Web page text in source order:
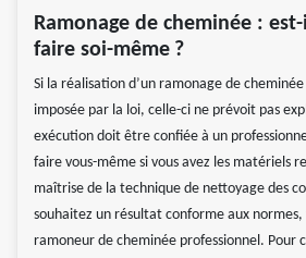
Ramonage de cheminée :
faire soi-même ?
Si la réalisation d’un ramonage de
imposée par la loi, celle-ci ne prévoit pas
exécution doit être confiée à un
faire vous-même si vous avez les matériels
maîtrise de la technique de nettoyage des
souhaitez un résultat conforme aux
ramoneur de cheminée professionnel. Pour